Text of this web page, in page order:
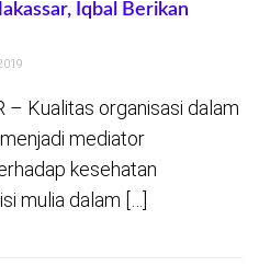
Iqbal Berikan
– Kualitas organisasi dalam
mediator
kesehatan
mulia dalam […]